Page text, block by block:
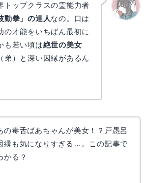
トップクラスの霊能力者
動拳」の達人なの。口は
の才能をいちばん最初に
も若い頃は絶世の美女
弟）と深い因縁があるん
の毒舌ばあちゃんが美女！？戸愚呂
縁も気になりすぎる…。この記事で
かる？